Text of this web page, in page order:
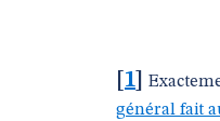
1
général fait